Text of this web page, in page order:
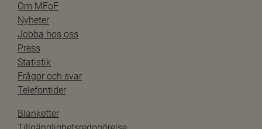
Om MFoF
Nyheter
Jobba hos oss
Press
Statistik
Frågor och svar
Telefontider
Blanketter